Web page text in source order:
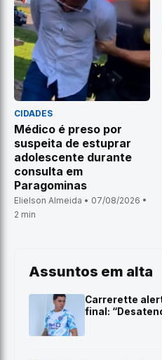
CIDADES
Médico é preso por
suspeita de estuprar
adolescente durante
consulta em
Paragominas
Elielson Almeida • 07/08/2026 •
2 min
Assuntos em alta
Carrerette
final: